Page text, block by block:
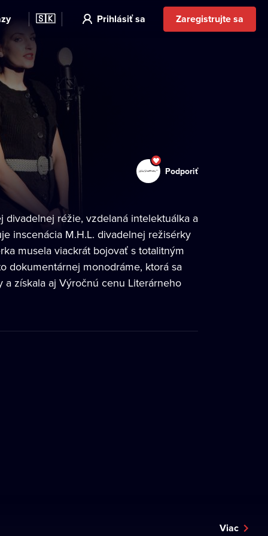
🇸🇰 Prihlásiť sa Zaregistrujte sa
Podporiť
divadelnej réžie, vzdelaná intelektuálka a
inscenácia M.H.L. divadelnej režisérky
musela viackrát bojovať s totalitným
dokumentárnej monodráme, ktorá sa
získala aj Výročnú cenu Literárneho
Viac